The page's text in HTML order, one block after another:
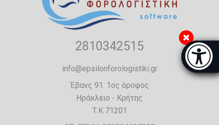
Μπάρα
2810342515
info@epsilonforologistiki.gr
Έβανς 91. 1ος όροφος
Ηράκλειο - Κρήτης
Τ.Κ 71201